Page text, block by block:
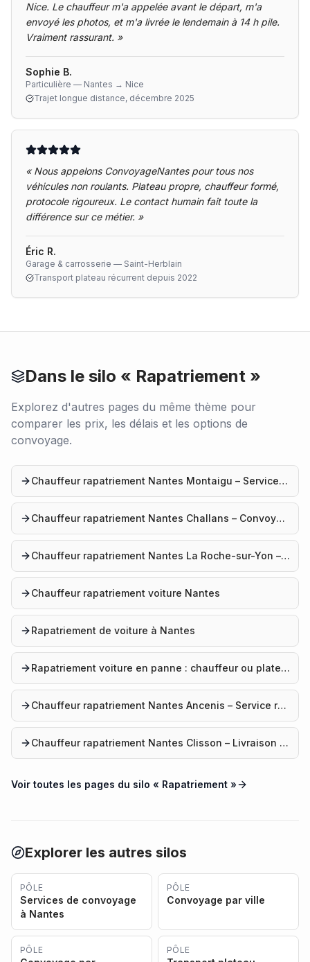
Nice. Le chauffeur m'a appelée avant le départ, m'a
envoyé les photos, et m'a livrée le lendemain à 14 h pile.
Vraiment rassurant. »
Sophie B.
Particulière — Nantes → Nice
Trajet longue distance, décembre 2025
« Nous appelons ConvoyageNantes pour tous nos
véhicules non roulants. Plateau propre, chauffeur formé,
protocole rigoureux. Le contact humain fait toute la
différence sur ce métier. »
Éric R.
Garage & carrosserie — Saint-Herblain
Transport plateau récurrent depuis 2022
Dans le silo « Rapatriement »
Explorez d'autres pages du même thème pour
comparer les prix, les délais et les options de
convoyage.
Chauffeur rapatriement Nantes Montaigu – Service convoyage
Chauffeur rapatriement Nantes Challans – Convoyage véhicule
Chauffeur rapatriement Nantes La Roche-sur-Yon – Livraison voiture
Chauffeur rapatriement voiture Nantes
Rapatriement de voiture à Nantes
Rapatriement voiture en panne : chauffeur ou plateau, 7j/7 depuis Nantes
Chauffeur rapatriement Nantes Ancenis – Service rapide
Chauffeur rapatriement Nantes Clisson – Livraison véhicule
Voir toutes les pages du silo « Rapatriement »
Explorer les autres silos
PÔLE
Services de convoyage
à Nantes
PÔLE
Convoyage par ville
PÔLE PÔLE